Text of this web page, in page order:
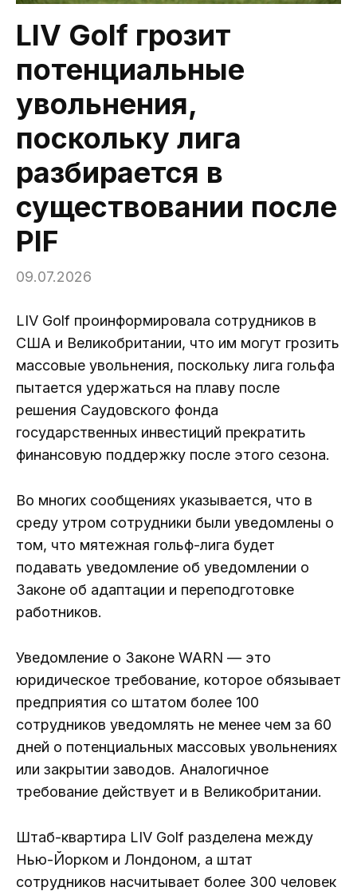
LIV Golf грозит
потенциальные
увольнения,
поскольку лига
разбирается в
существовании после
PIF
09.07.2026
LIV Golf проинформировала сотрудников в
США и Великобритании, что им могут грозить
массовые увольнения, поскольку лига гольфа
пытается удержаться на плаву после
решения Саудовского фонда
государственных инвестиций прекратить
финансовую поддержку после этого сезона.
Во многих сообщениях указывается, что в
среду утром сотрудники были уведомлены о
том, что мятежная гольф-лига будет
подавать уведомление об уведомлении о
Законе об адаптации и переподготовке
работников.
Уведомление о Законе WARN — это
юридическое требование, которое обязывает
предприятия со штатом более 100
сотрудников уведомлять не менее чем за 60
дней о потенциальных массовых увольнениях
или закрытии заводов. Аналогичное
требование действует и в Великобритании.
Штаб-квартира LIV Golf разделена между
Нью-Йорком и Лондоном, а штат
сотрудников насчитывает более 300 человек